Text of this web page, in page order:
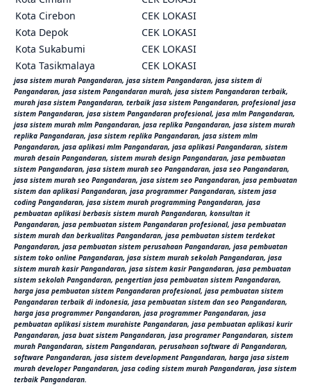
Kota Cirebon
CEK LOKASI
Kota Depok
CEK LOKASI
Kota Sukabumi
CEK LOKASI
Kota Tasikmalaya
CEK LOKASI
jasa sistem murah Pangandaran, jasa sistem Pangandaran, jasa sistem di
Pangandaran, jasa sistem Pangandaran murah, jasa sistem Pangandaran terbaik,
murah jasa sistem Pangandaran, terbaik jasa sistem Pangandaran, profesional jasa
sistem Pangandaran, jasa sistem Pangandaran profesional, jasa mlm Pangandaran,
jasa sistem murah mlm Pangandaran, jasa replika Pangandaran, jasa sistem murah
replika Pangandaran, jasa sistem replika Pangandaran, jasa sistem mlm
Pangandaran, jasa aplikasi mlm Pangandaran, jasa aplikasi Pangandaran, sistem
murah desain Pangandaran, sistem murah design Pangandaran, jasa pembuatan
sistem Pangandaran, jasa sistem murah seo Pangandaran, jasa seo Pangandaran,
jasa sistem murah seo Pangandaran, jasa sistem seo Pangandaran, jasa pembuatan
sistem dan aplikasi Pangandaran, jasa programmer Pangandaran, sistem jasa
coding Pangandaran, jasa sistem murah programming Pangandaran, jasa
pembuatan aplikasi berbasis sistem murah Pangandaran, konsultan it
Pangandaran, jasa pembuatan sistem Pangandaran profesional, jasa pembuatan
sistem murah dan berkualitas Pangandaran, jasa pembuatan sistem terdekat
Pangandaran, jasa pembuatan sistem perusahaan Pangandaran, jasa pembuatan
sistem toko online Pangandaran, jasa sistem murah sekolah Pangandaran, jasa
sistem murah kasir Pangandaran, jasa sistem kasir Pangandaran, jasa pembuatan
sistem sekolah Pangandaran, pengertian jasa pembuatan sistem Pangandaran,
harga jasa pembuatan sistem Pangandaran profesional, jasa pembuatan sistem
Pangandaran terbaik di indonesia, jasa pembuatan sistem dan seo Pangandaran,
harga jasa programmer Pangandaran, jasa programmer Pangandaran, jasa
pembuatan aplikasi sistem murahiste Pangandaran, jasa pembuatan aplikasi kurir
Pangandaran, jasa buat sistem Pangandaran, jasa programer Pangandaran, sistem
murah Pangandaran, sistem Pangandaran, perusahaan software di Pangandaran,
software Pangandaran, jasa sistem development Pangandaran, harga jasa sistem
murah developer Pangandaran, jasa coding sistem murah Pangandaran, jasa sistem
terbaik Pangandaran.